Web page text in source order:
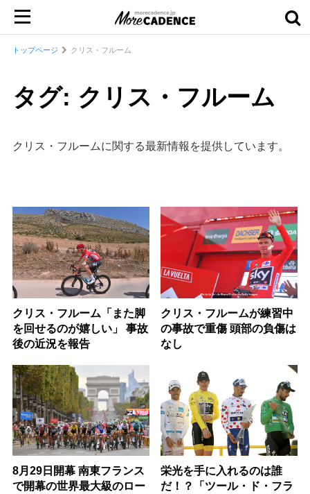
トップページ クリス・フルーム
タグ: クリス・フルーム
クリス・フルームに関する最新情報を提供しています。
クリス・フルーム「また脚
を回せるのが嬉しい」 事故
後の近況を報告
クリス・フルームが練習中
の事故で重傷 頭部の負傷は
なし
8月29日開幕 南東フランス
で開幕の世界最大級のロー
栄光を手に入れるのは誰
だ！？「ツール・ド・フラ